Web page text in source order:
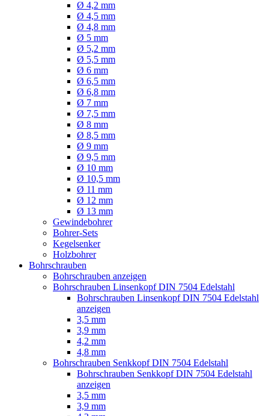
Ø 4,2 mm
Ø 4,5 mm
Ø 4,8 mm
Ø 5 mm
Ø 5,2 mm
Ø 5,5 mm
Ø 6 mm
Ø 6,5 mm
Ø 6,8 mm
Ø 7 mm
Ø 7,5 mm
Ø 8 mm
Ø 8,5 mm
Ø 9 mm
Ø 9,5 mm
Ø 10 mm
Ø 10,5 mm
Ø 11 mm
Ø 12 mm
Ø 13 mm
Gewindebohrer
Bohrer-Sets
Kegelsenker
Holzbohrer
Bohrschrauben
Bohrschrauben anzeigen
Bohrschrauben Linsenkopf DIN 7504 Edelstahl
Bohrschrauben Linsenkopf DIN 7504 Edelstahl
anzeigen
3,5 mm
3,9 mm
4,2 mm
4,8 mm
Bohrschrauben Senkkopf DIN 7504 Edelstahl
Bohrschrauben Senkkopf DIN 7504 Edelstahl
anzeigen
3,5 mm
3,9 mm